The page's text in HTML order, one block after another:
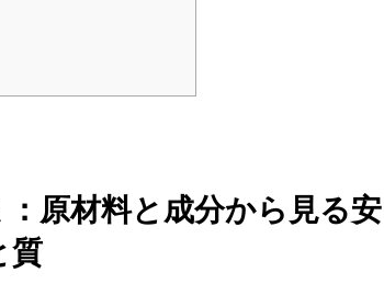
原材料と成分から見る安
質